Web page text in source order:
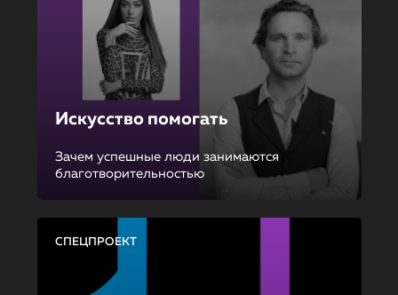
Искусство помогать
Зачем успешные люди занимаются
благотворительностью
СПЕЦПРОЕКТ